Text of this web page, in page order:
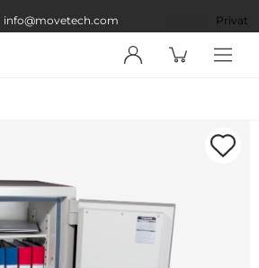
info@movetech.com Privat
handla:
Företag